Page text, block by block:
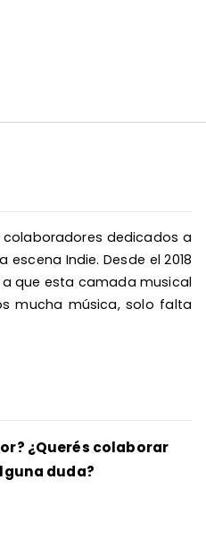
colaboradores dedicados a
Indie. Desde el 2018
que esta camada musical
mucha música, solo falta
¿Querés colaborar
duda?